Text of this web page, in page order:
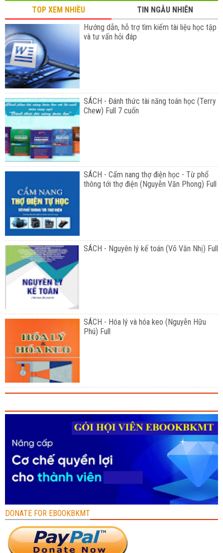
TOP XEM NHIỀU
TIN NGẪU NHIÊN
Hướng dẫn, hỗ trợ tìm kiếm tài liệu học tập
và tư vấn hỏi đáp
SÁCH - Đánh thức tài năng toán học (Terry
Chew) Full 7 cuốn
SÁCH - Cẩm nang thợ điện học - Từ phổ
thông tới thợ điện (Nguyễn Văn Phong) Full
SÁCH - Nguyên lý kế toán (Võ Văn Nhị) Full
SÁCH - Hóa lý và hóa keo (Nguyễn Hữu
Phú) Full
DONATE FOR EBOOKBKMT